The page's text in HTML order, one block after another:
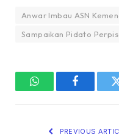
Anwar Imbau ASN
Sampaikan Pidato
WhatsAppFacebook
PREVIOUS